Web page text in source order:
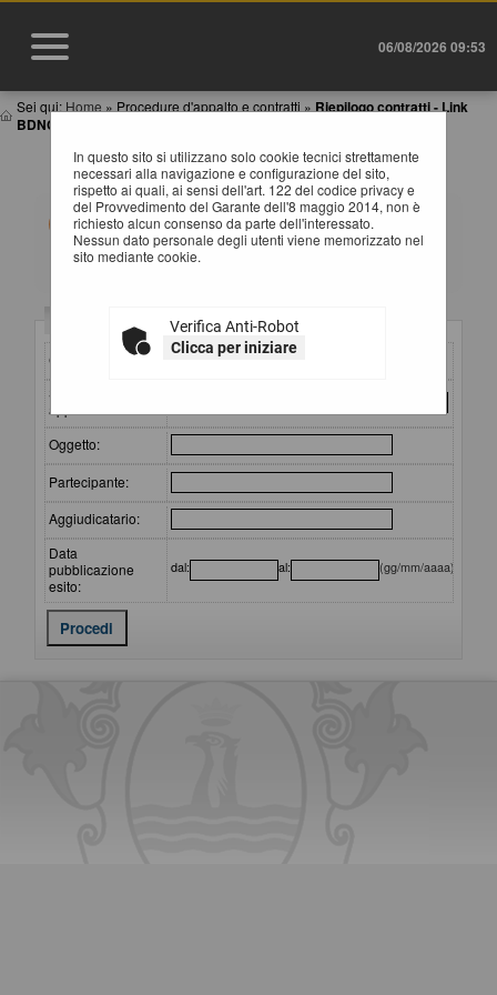
06/08/2026 09:53
Sei qui: Home » Procedure d'appalto e contratti » Riepilogo contratti - Link
BDNCP
In questo sito si utilizzano solo cookie tecnici strettamente
necessari alla navigazione e configurazione del sito,
rispetto ai quali, ai sensi dell'art. 122 del codice privacy e
del Provvedimento del Garante dell'8 maggio 2014, non è
richiesto alcun consenso da parte dell'interessato.
Nessun dato personale degli utenti viene memorizzato nel
sito mediante cookie.
Verifica Anti-Robot
Clicca per iniziare
RIEPILOGO CONTRATTI
Informazioni relative alla trasparenza sugli appalti
affidati secondo il D.Lgs. 36/2023.
Impostare un criterio di ricerca per consultare i dati. In
caso di estrazione di almeno un'occorrenza, è
tabella estratta e quindi per scorrere la stessa in senso
orizzontale, si consiglia di utilizzare le frecce destra e
questa pagina è a disposizione una barra di scorrimento
orizzontale.
CIG:
Stazione
appaltante :
Oggetto:
Partecipante:
Aggiudicatario:
Data
pubblicazione
esito:
dal: al: (gg/mm/aaaa)